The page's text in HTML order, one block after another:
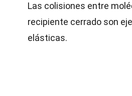
Las colisiones entre
recipiente cerrado son
elásticas.